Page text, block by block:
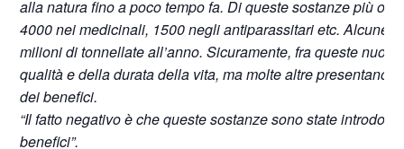
alla natura fino a poco tempo fa. Di queste sostanze più o
4000 nei medicinali, 1500 negli antiparassitari etc. Alcune
milioni di tonnellate all’anno. Sicuramente, fra queste
qualità e della durata della vita, ma molte altre presentano
dei benefici.
“Il fatto negativo è che queste sostanze sono state
benefici”.